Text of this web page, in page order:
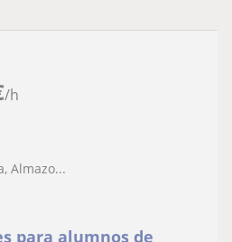
/h
Almazo...
para alumnos de